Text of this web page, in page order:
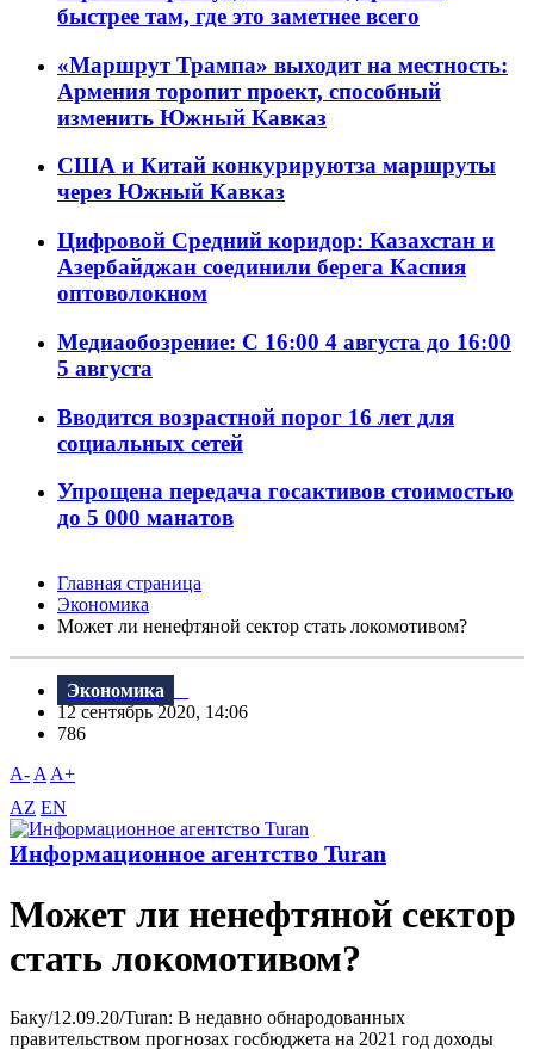
быстрее там, где это заметнее всего
«Маршрут Трампа» выходит на местность:
Армения торопит проект, способный
изменить Южный Кавказ
США и Китай конкурируютза маршруты
через Южный Кавказ
Цифровой Средний коридор: Казахстан и
Азербайджан соединили берега Каспия
оптоволокном
Медиаобозрение: С 16:00 4 августа до 16:00
5 августа
Вводится возрастной порог 16 лет для
социальных сетей
Упрощена передача госактивов стоимостью
до 5 000 манатов
Главная страница
Экономика
Может ли ненефтяной сектор стать локомотивом?
Экономика
12 сентябрь 2020, 14:06
786
A- A A+
AZ EN
Информационное агентство Turan
Может ли ненефтяной сектор
стать локомотивом?
Баку/12.09.20/Turan: В недавно обнародованных
правительством прогнозах госбюджета на 2021 год доходы